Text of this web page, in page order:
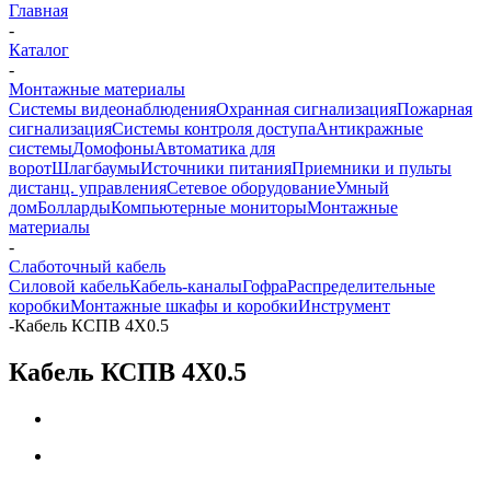
Главная
-
Каталог
-
Монтажные материалы
Системы видеонаблюденияОхранная сигнализацияПожарная
сигнализацияСистемы контроля доступаАнтикражные
системыДомофоныАвтоматика для
воротШлагбаумыИсточники питанияПриемники и пульты
дистанц. управленияСетевое оборудованиеУмный
домБоллардыКомпьютерные мониторыМонтажные
материалы
-
Слаботочный кабель
Силовой кабельКабель-каналыГофраРаспределительные
коробкиМонтажные шкафы и коробкиИнструмент
-Кабель КСПВ 4Х0.5
Кабель КСПВ 4Х0.5